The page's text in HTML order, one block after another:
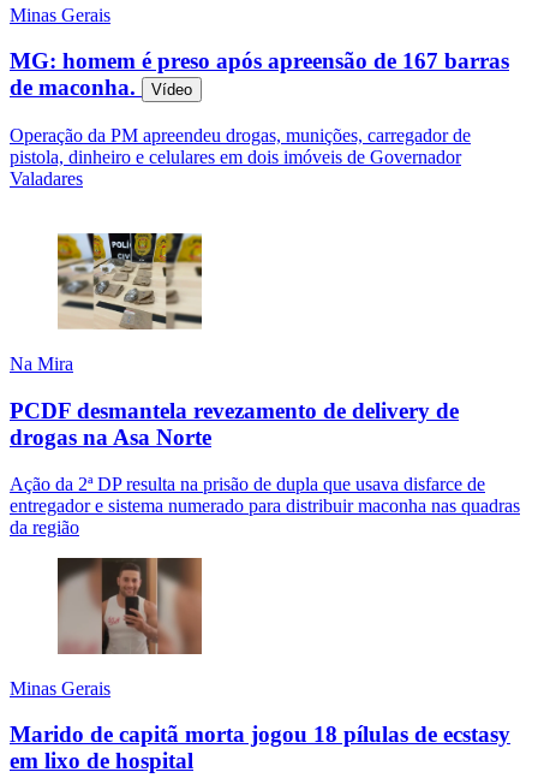
Minas Gerais
MG: homem é preso após apreensão de 167 barras
de maconha.
Vídeo
Operação da PM apreendeu drogas, munições, carregador de
pistola, dinheiro e celulares em dois imóveis de Governador
Valadares
Na Mira
PCDF desmantela revezamento de delivery de
drogas na Asa Norte
Ação da 2ª DP resulta na prisão de dupla que usava disfarce de
entregador e sistema numerado para distribuir maconha nas quadras
da região
Minas Gerais
Marido de capitã morta jogou 18 pílulas de ecstasy
em lixo de hospital